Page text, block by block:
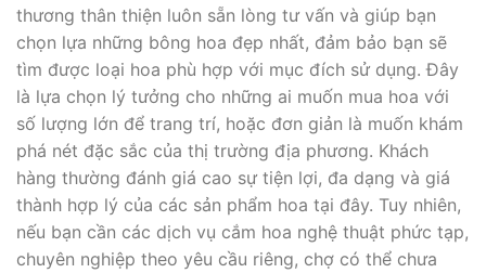
thương thân thiện luôn sẵn lòng tư vấn và giúp bạn
chọn lựa những bông hoa đẹp nhất, đảm bảo bạn sẽ
tìm được loại hoa phù hợp với mục đích sử dụng. Đây
là lựa chọn lý tưởng cho những ai muốn mua hoa với
số lượng lớn để trang trí, hoặc đơn giản là muốn khám
phá nét đặc sắc của thị trường địa phương. Khách
hàng thường đánh giá cao sự tiện lợi, đa dạng và giá
thành hợp lý của các sản phẩm hoa tại đây. Tuy nhiên,
nếu bạn cần các dịch vụ cắm hoa nghệ thuật phức tạp,
chuyên nghiệp theo yêu cầu riêng, chợ có thể chưa